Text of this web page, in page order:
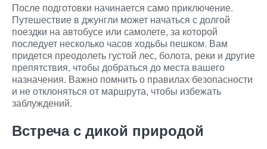
После подготовки начинается само приключение.
Путешествие в джунгли может начаться с долгой
поездки на автобусе или самолете, за которой
последует несколько часов ходьбы пешком. Вам
придется преодолеть густой лес, болота, реки и другие
препятствия, чтобы добраться до места вашего
назначения. Важно помнить о правилах безопасности
и не отклоняться от маршрута, чтобы избежать
заблуждений.
Встреча с дикой природой